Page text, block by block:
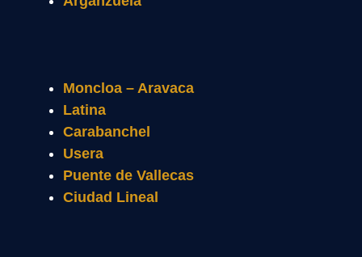
Moncloa – Aravaca
Latina
Carabanchel
Usera
Puente de Vallecas
Ciudad Lineal